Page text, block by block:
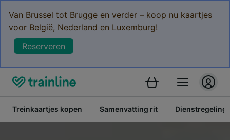
Van Brussel tot Brugge en verder – koop nu kaartjes
voor België, Nederland en Luxemburg!
Reserveren
Treinkaartjes kopen Samenvatting rit Dienstregeling